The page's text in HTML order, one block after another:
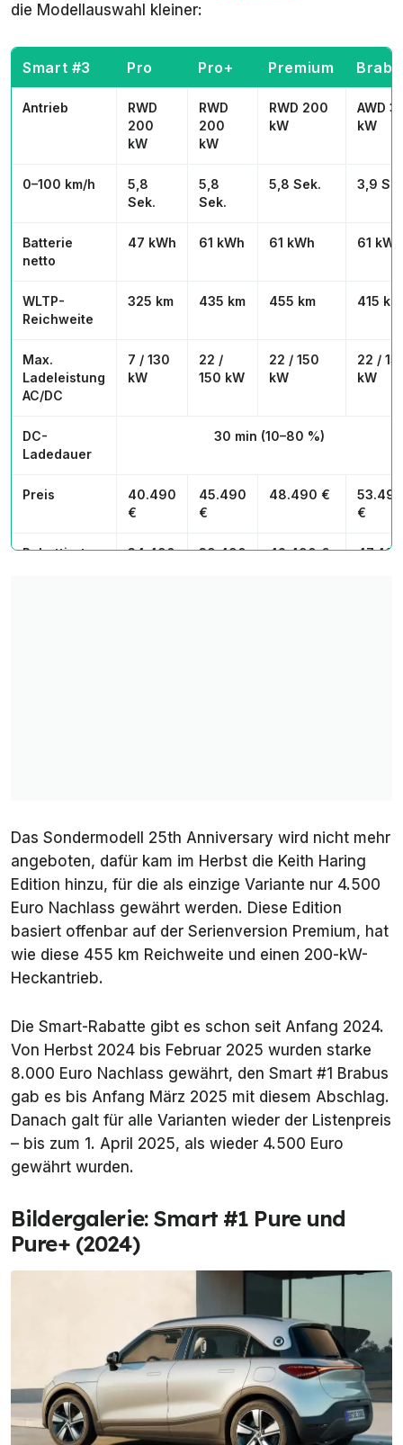
die Modellauswahl kleiner:
Smart #3 Pro Pro+ Premium
Antrieb
RWD
200
kW
RWD
200
kW
RWD 200
kW
AWD
kW
0–100 km/h
5,8
Sek.
5,8
Sek.
5,8 Sek. 3,9
Batterie
netto
47 kWh 61 kWh 61 kWh 61 kWh
WLTP-
Reichweite
325 km 435 km 455 km 415 km
Max.
Ladeleistung
AC/DC
7 / 130
kW
22 /
150 kW
22 / 150
kW
22 /
kW
DC-
Ladedauer
30 min (10–80 %)
Preis
40.490
€
45.490
€
48.490 €
53.490
€
Rabattiert
34.490
39.490
42.490 €
47.490
Das Sondermodell 25th Anniversary wird nicht mehr
angeboten, dafür kam im Herbst die Keith Haring
Edition hinzu, für die als einzige Variante nur 4.500
Euro Nachlass gewährt werden. Diese Edition
basiert offenbar auf der Serienversion Premium, hat
wie diese 455 km Reichweite und einen 200-kW-
Heckantrieb.
Die Smart-Rabatte gibt es schon seit Anfang 2024.
Von Herbst 2024 bis Februar 2025 wurden starke
8.000 Euro Nachlass gewährt, den Smart #1 Brabus
gab es bis Anfang März 2025 mit diesem Abschlag.
Danach galt für alle Varianten wieder der Listenpreis
– bis zum 1. April 2025, als wieder 4.500 Euro
gewährt wurden.
Bildergalerie: Smart #1 Pure und
Pure+ (2024)